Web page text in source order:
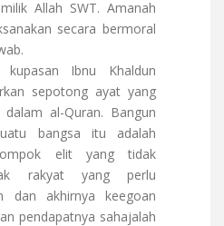
Allah SWT. Amanah
secara bermoral
kupasan Ibnu Khaldun
sepotong ayat yang
al-Quran. Bangun
bangsa itu adalah
elit yang tidak
rakyat yang perlu
dan akhirnya keegoan
pendapatnya sahajalah